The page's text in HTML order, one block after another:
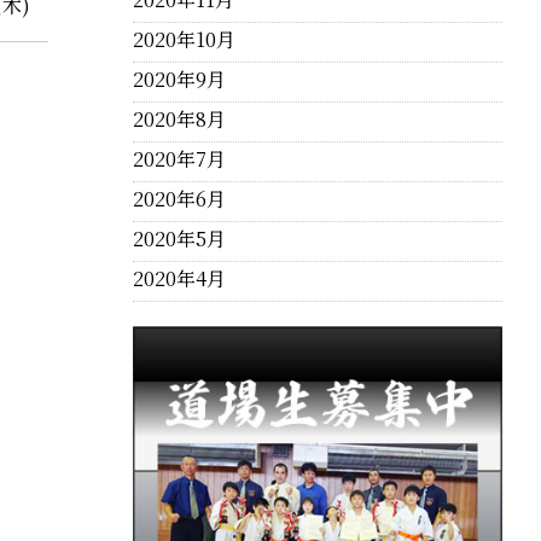
2020年10月
2020年9月
2020年8月
2020年7月
2020年6月
2020年5月
2020年4月